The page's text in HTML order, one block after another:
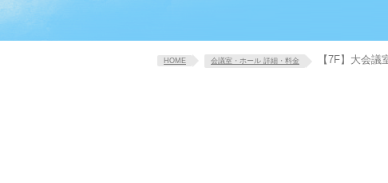
HOME 会議室・ホール 詳細・料金 【7F】大会議